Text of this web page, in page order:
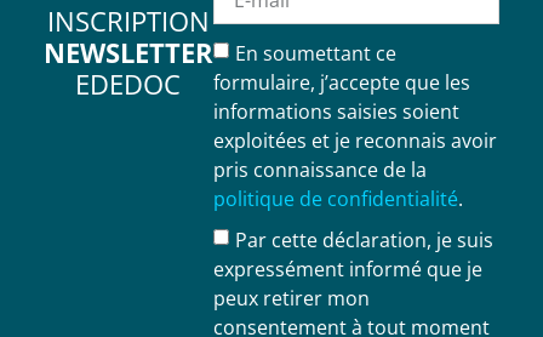
INSCRIPTION
NEWSLETTER
EDEDOC
En soumettant ce
formulaire, j’accepte que les
informations saisies soient
exploitées et je reconnais avoir
pris connaissance de la
politique de confidentialité.
Par cette déclaration, je suis
expressément informé que je
peux retirer mon
consentement à tout moment